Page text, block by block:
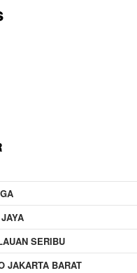
SERIBU
JAKARTA BARAT